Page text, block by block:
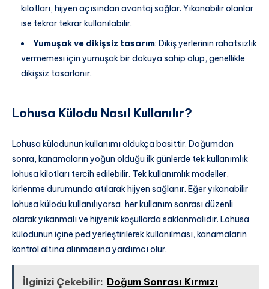
kilotları, hijyen açısından avantaj sağlar. Yıkanabilir olanlar
ise tekrar tekrar kullanılabilir.
Yumuşak ve dikişsiz tasarım: Dikiş yerlerinin rahatsızlık
vermemesi için yumuşak bir dokuya sahip olup, genellikle
dikişsiz tasarlanır.
Lohusa Külodu Nasıl Kullanılır?
Lohusa külodunun kullanımı oldukça basittir. Doğumdan
sonra, kanamaların yoğun olduğu ilk günlerde tek kullanımlık
lohusa kilotları tercih edilebilir. Tek kullanımlık modeller,
kirlenme durumunda atılarak hijyen sağlanır. Eğer yıkanabilir
lohusa külodu kullanılıyorsa, her kullanım sonrası düzenli
olarak yıkanmalı ve hijyenik koşullarda saklanmalıdır. Lohusa
külodunun içine ped yerleştirilerek kullanılması, kanamaların
kontrol altına alınmasına yardımcı olur.
İlginizi Çekebilir: Doğum Sonrası Kırmızı